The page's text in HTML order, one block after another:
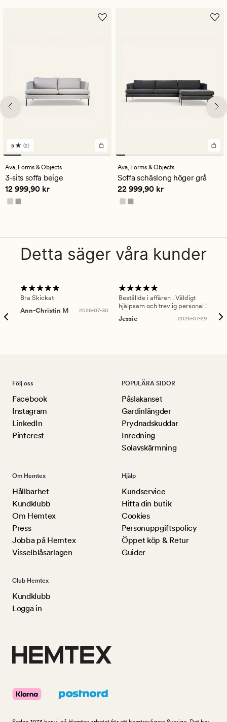
2
omdömen
med
ett
genomsnittligt
betyg
på
5
5 (2)
Ava, Forms & Objects
3-sits soffa beige
Pris 12 999,90 kr
12 999,90 kr
Ava, Forms & Objects
Soffa schäslong höger grå
Pris 22 999,90 kr
22 999,90 kr
Detta säger våra kunder
Bra Skickat
Ann-Christin M
2026-07-30
Beställde i affären . Väldigt
hjälpsam och trevlig personal !
Jessie
2026-07-29
Följ oss
Facebook
Instagram
LinkedIn
Pinterest
POPULÄRA SIDOR
Påslakanset
Gardinlängder
Prydnadskuddar
Inredning
Solavskärmning
Om Hemtex
Hållbarhet
Kundklubb
Om Hemtex
Press
Jobba på Hemtex
Visselblåsarlagen
Hjälp
Kundservice
Hitta din butik
Cookies
Personuppgiftspolicy
Öppet köp & Retur
Guider
Club Hemtex
Kundklubb
Logga in